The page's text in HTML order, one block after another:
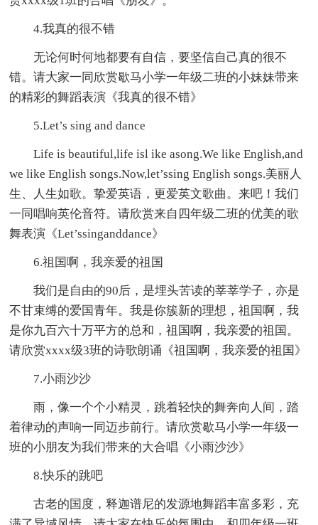
4.我真的很不错
无论何时何地都要有自信，要坚信自己真的很不
错。请大家一同欣赏歇马小学一年级二班的小妹妹带来
的精彩的舞蹈表演《我真的很不错》
5.Let’s sing and dance
Life is beautiful,life isl ike asong.We like English,and
we like English songs.Now,let’ssing English songs.美丽人
生、人生如歌。挚爱英语，更爱英文歌曲。来吧！我们
一同唱响英伦音符。请欣赏来自四年级二班的优美的歌
舞表演《Let’ssinganddance》
6.祖国啊，我亲爱的祖国
我们是自由的90后，是埋头苦读的莘莘学子，亦是
不甘束缚的爱国青年。我是你簇新的理想，祖国啊，我
是你九百六十万平方的总和，祖国啊，我亲爱的祖国。
请欣赏xxxx级3班的诗歌朗诵《祖国啊，我亲爱的祖国》
7.小雨沙沙
雨，像一个个小精灵，跳着轻快的舞奔向人间，踏
着律动的声响一同迈步前行。请欣赏歇马小学一年级一
班的小朋友为我们带来的大合唱《小雨沙沙》
8.快乐的跳吧
古老的国度，释迦谱尼的发源地舞蹈丰富多彩，充